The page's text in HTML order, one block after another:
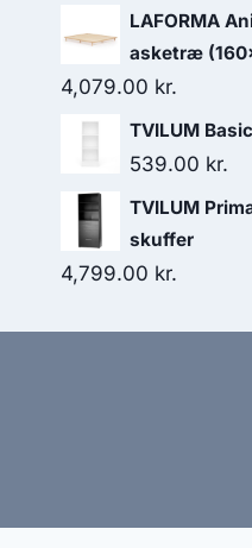
LAFORMA
asketræ
4,079.00 kr.
TVILUM
539.00 kr.
TVILUM
skuffer
4,799.00 kr.